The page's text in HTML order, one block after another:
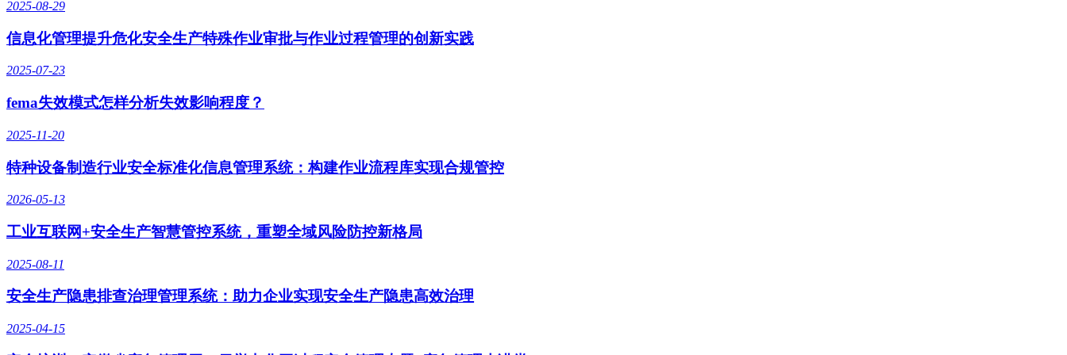
2025-08-29
信息化管理提升危化安全生产特殊作业审批与作业过程管理的创新实践
2025-07-23
fema失效模式怎样分析失效影响程度？
2025-11-20
特种设备制造行业安全标准化信息管理系统：构建作业流程库实现合规管控
2026-05-13
工业互联网+安全生产智慧管控系统，重塑全域风险防控新格局
2025-08-11
安全生产隐患排查治理管理系统：助力企业实现安全生产隐患高效治理
2025-04-15